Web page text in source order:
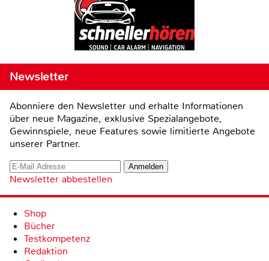
Newsletter
Abonniere den Newsletter und erhalte Informationen
über neue Magazine, exklusive Spezialangebote,
Gewinnspiele, neue Features sowie limitierte Angebote
unserer Partner.
Newsletter abbestellen
Shop
Bücher
Testkompetenz
Redaktion